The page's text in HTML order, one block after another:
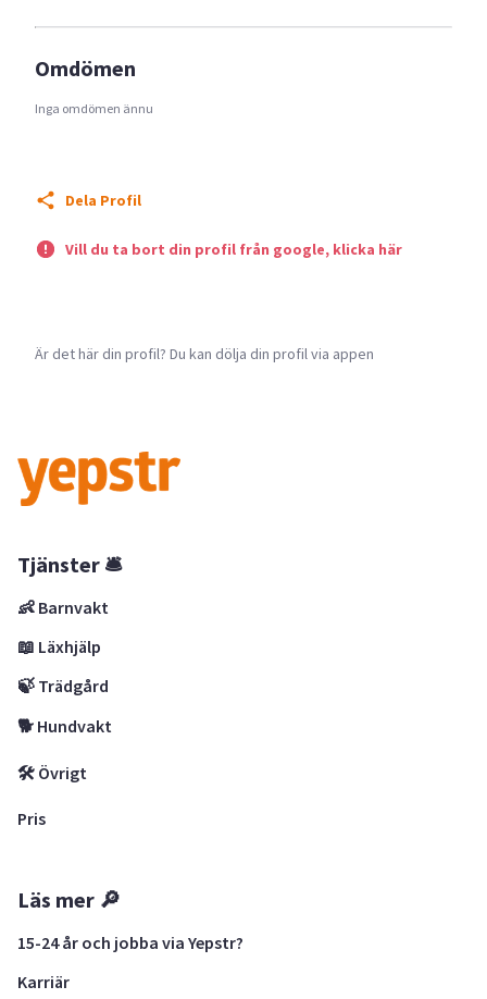
Omdömen
Inga omdömen ännu
Dela Profil
Vill du ta bort din profil från google, klicka här
Är det här din profil? Du kan dölja din profil via appen
Tjänster 🛎
👶 Barnvakt
📖 Läxhjälp
🍃 Trädgård
🐕 Hundvakt
🛠 Övrigt
Pris
Läs mer 🔎
15-24 år och jobba via Yepstr?
Karriär